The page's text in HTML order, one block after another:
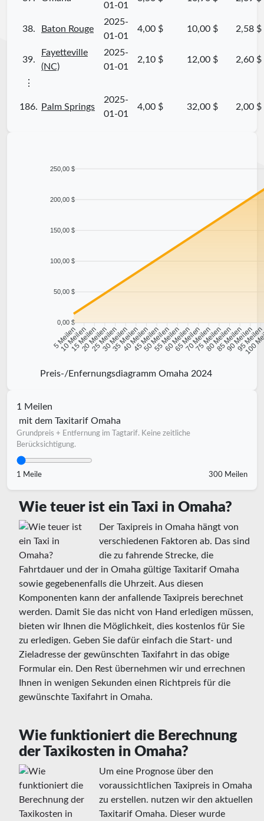
01-01
38. Baton Rouge
2025-
01-01
4,00 $ 10,00 $ 2,58 $
39.
Fayetteville
(NC)
2025-
01-01
2,10 $ 12,00 $ 2,60 $
⋮
186. Palm Springs
2025-
01-01
4,00 $ 32,00 $ 2,00 $
250,00 $
200,00 $
150,00 $
100,00 $
50,00 $
0,00 $
5 Meilen
10 Meilen
15 Meilen
20 Meilen
25 Meilen
30 Meilen
35 Meilen
40 Meilen
45 Meilen
50 Meilen
55 Meilen
60 Meilen
65 Meilen
70 Meilen
75 Meilen
80 Meilen
85 Meilen
90 Meilen
95 Meilen
100
Preis-/Enfernungsdiagramm Omaha 2024
1 Meilen
mit dem Taxitarif Omaha
Grundpreis + Entfernung im Tagtarif. Keine zeitliche
Berücksichtigung.
1 Meile 300 Meilen
Wie teuer ist ein Taxi in Omaha?
Der Taxipreis in Omaha hängt von
verschiedenen Faktoren ab. Das sind
die zu fahrende Strecke, die
Fahrtdauer und der in Omaha gültige Taxitarif Omaha
sowie gegebenenfalls die Uhrzeit. Aus diesen
Komponenten kann der anfallende Taxipreis berechnet
werden. Damit Sie das nicht von Hand erledigen müssen,
bieten wir Ihnen die Möglichkeit, dies kostenlos für Sie
zu erledigen. Geben Sie dafür einfach die Start- und
Zieladresse der gewünschten Taxifahrt in das obige
Formular ein. Den Rest übernehmen wir und errechnen
Ihnen in wenigen Sekunden einen Richtpreis für die
gewünschte Taxifahrt in Omaha.
Wie funktioniert die Berechnung
der Taxikosten in Omaha?
Um eine Prognose über den
voraussichtlichen Taxipreis in Omaha
zu erstellen. nutzen wir den aktuellen
Taxitarif Omaha. Dieser wurde